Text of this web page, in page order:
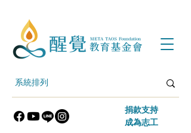
​捐款支持
​成為志工